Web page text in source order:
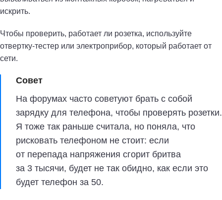
искрить.
Чтобы проверить, работает ли розетка, используйте
отвертку-тестер или электроприбор, который работает от
сети.
Совет
На форумах часто советуют брать с собой
зарядку для телефона, чтобы проверять розетки.
Я тоже так раньше считала, но поняла, что
рисковать телефоном не стоит: если
от перепада напряжения сгорит бритва
за 3 тысячи, будет не так обидно, как если это
будет телефон за 50.